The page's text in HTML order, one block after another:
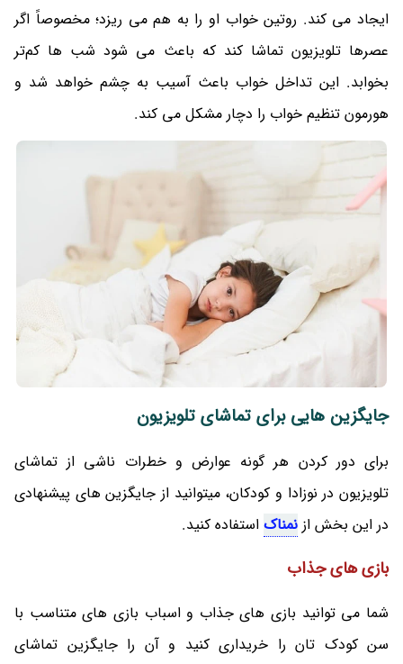
ایجاد می کند. روتین خواب او را به هم می ریزد؛ مخصوصاً اگر
عصرها تلویزیون تماشا کند که باعث می شود شب ها کم‌تر
بخوابد. این تداخل خواب باعث آسیب به چشم خواهد شد و
هورمون تنظیم خواب را دچار مشکل می کند.
جایگزین هایی برای تماشای تلویزیون
برای دور کردن هر گونه عوارض و خطرات ناشی از تماشای
تلویزیون در نوزادا و کودکان، میتوانید از جایگزین های پیشنهادی
در این بخش از نمناک استفاده کنید.
بازی های جذاب
شما می توانید بازی های جذاب و اسباب بازی های متناسب با
سن کودک تان را خریداری کنید و آن را جایگزین تماشای